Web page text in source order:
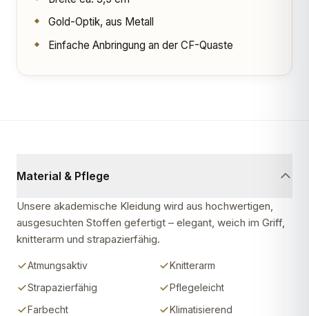
Gold-Optik, aus Metall
Einfache Anbringung an der CF-Quaste
Material & Pflege
Unsere akademische Kleidung wird aus hochwertigen,
ausgesuchten Stoffen gefertigt – elegant, weich im Griff,
knitterarm und strapazierfähig.
Atmungsaktiv
Knitterarm
Strapazierfähig
Pflegeleicht
Farbecht
Klimatisierend